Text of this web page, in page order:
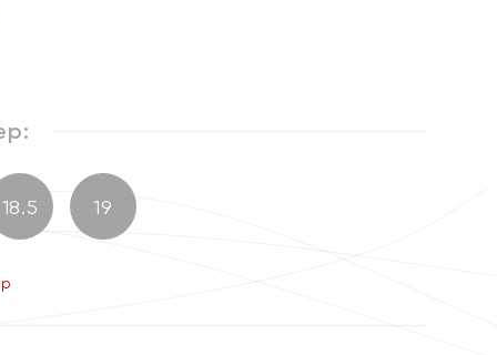
18.5 19